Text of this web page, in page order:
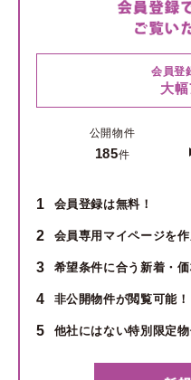
会員登
大幅
公開物件
185件
1 会員登録は無料！
2 会員専用マイページを作
3 希望条件に合う新着・
4 非公開物件が閲覧可能！
5 他社にはない特別限定